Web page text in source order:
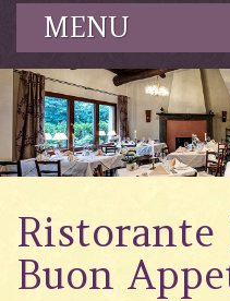
MENU
Hotel
Kulinarik
Wellness
Garten
Angebote
Ristorante
Buon